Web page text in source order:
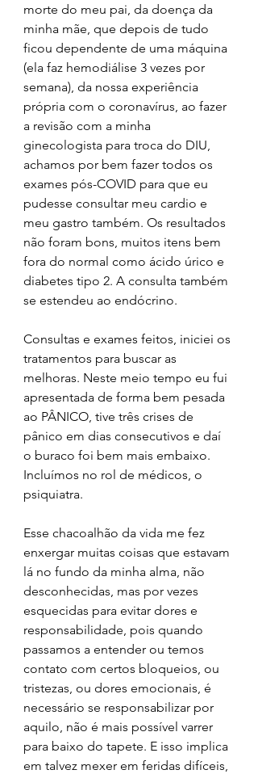
morte do meu pai, da doença da
minha mãe, que depois de tudo
ficou dependente de uma máquina
(ela faz hemodiálise 3 vezes por
semana), da nossa experiência
própria com o coronavírus, ao fazer
a revisão com a minha
ginecologista para troca do DIU,
achamos por bem fazer todos os
exames pós-COVID para que eu
pudesse consultar meu cardio e
meu gastro também. Os resultados
não foram bons, muitos itens bem
fora do normal como ácido úrico e
diabetes tipo 2. A consulta também
se estendeu ao endócrino.
Consultas e exames feitos, iniciei os
tratamentos para buscar as
melhoras. Neste meio tempo eu fui
apresentada de forma bem pesada
ao PÂNICO, tive três crises de
pânico em dias consecutivos e daí
o buraco foi bem mais embaixo.
Incluímos no rol de médicos, o
psiquiatra.
Esse chacoalhão da vida me fez
enxergar muitas coisas que estavam
lá no fundo da minha alma, não
desconhecidas, mas por vezes
esquecidas para evitar dores e
responsabilidade, pois quando
passamos a entender ou temos
contato com certos bloqueios, ou
tristezas, ou dores emocionais, é
necessário se responsabilizar por
aquilo, não é mais possível varrer
para baixo do tapete. E isso implica
em talvez mexer em feridas difíceis,